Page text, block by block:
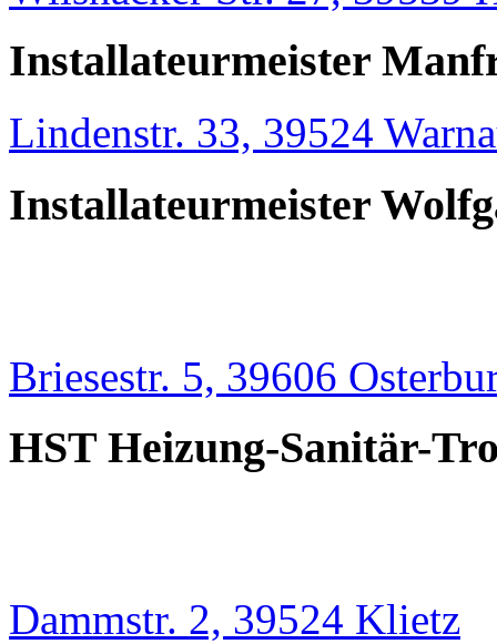
Installateurmeister
Lindenstr. 33, 39524
Installateurmeister
Briesestr. 5, 39606
HST Heizung-Sanitär-
Dammstr. 2, 39524 Klietz